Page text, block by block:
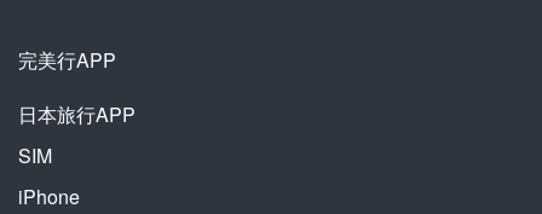
完美行APP
日本旅行APP
SIM
iPhone